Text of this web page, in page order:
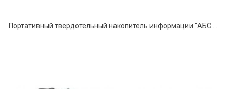
Портативный твердотельный накопитель информации "АБС ESSD"